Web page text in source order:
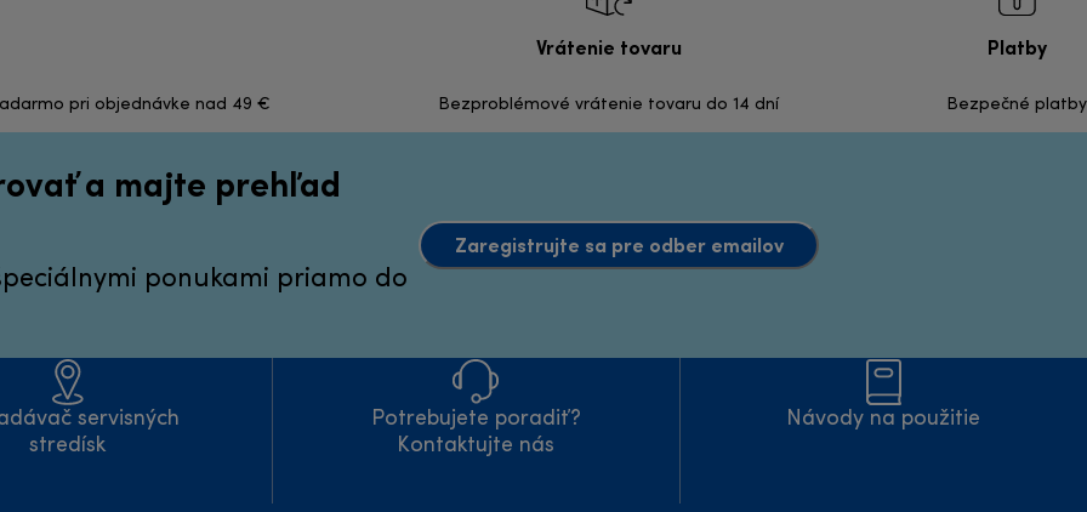
pri objednávke nad 49 €
Vrátenie tovaru
Bezproblémové vrátenie tovaru do 14 dní
Platby
Bezpečné platby
a majte prehľad
ponukami priamo do
Zaregistrujte sa pre odber emailov
servisných
stredísk
Potrebujete poradiť?
Kontaktujte nás
Návody na použitie